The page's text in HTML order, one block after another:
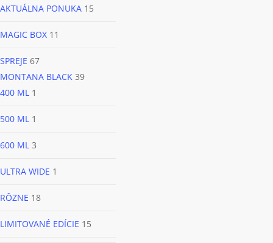
AKTUÁLNA PONUKA 15
MAGIC BOX 11
SPREJE 67
MONTANA BLACK 39
400 ML 1
500 ML 1
600 ML 3
ULTRA WIDE 1
RÔZNE 18
LIMITOVANÉ EDÍCIE 15